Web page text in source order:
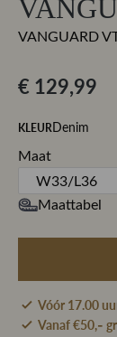
VANGUARD
€ 129,99
KLEUR Denim
Maat
Maattabel
Vóór 17.00
Vanaf €50,-